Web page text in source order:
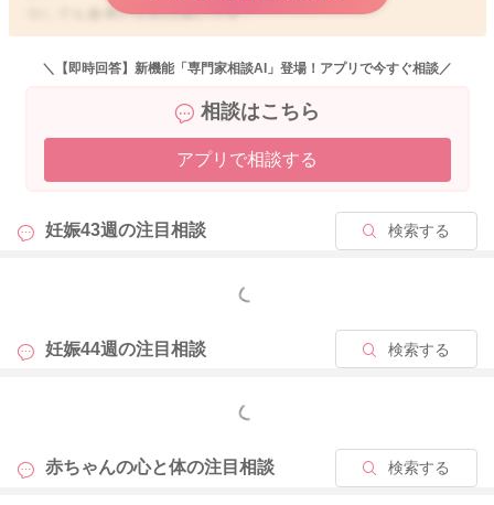
少しでも参考になれば幸いです。
よろしくお願いします。
＼【即時回答】新機能「専門家相談AI」登場！アプリで今すぐ相談／
相談はこちら
アプリで相談する
妊娠43週の注目相談 検索する
もっと見る
妊娠44週の注目相談 検索する
もっと見る
赤ちゃんの心と体の注目相談 検索する